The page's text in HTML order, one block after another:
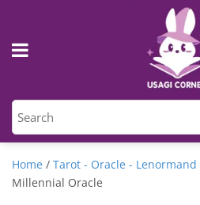
Home / Tarot - Oracle - Lenormand
Millennial Oracle